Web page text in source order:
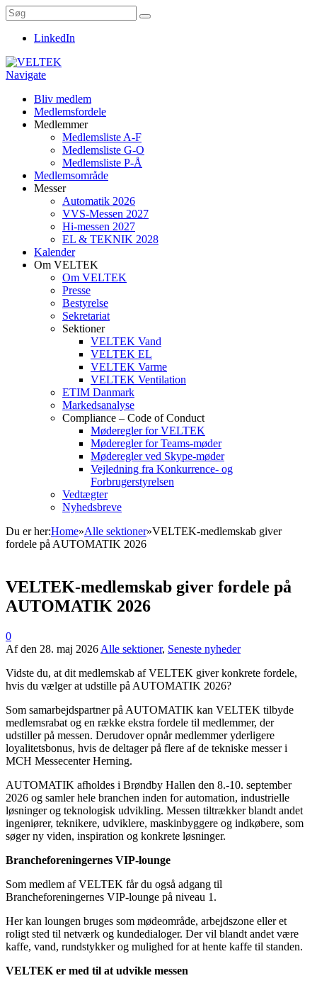
LinkedIn
Navigate
Bliv medlem
Medlemsfordele
Medlemmer
Medlemsliste A-F
Medlemsliste G-O
Medlemsliste P-Å
Medlemsområde
Messer
Automatik 2026
VVS-Messen 2027
Hi-messen 2027
EL & TEKNIK 2028
Kalender
Om VELTEK
Om VELTEK
Presse
Bestyrelse
Sekretariat
Sektioner
VELTEK Vand
VELTEK EL
VELTEK Varme
VELTEK Ventilation
ETIM Danmark
Markedsanalyse
Compliance – Code of Conduct
Møderegler for VELTEK
Møderegler for Teams-møder
Møderegler ved Skype-møder
Vejledning fra Konkurrence- og
Forbrugerstyrelsen
Vedtægter
Nyhedsbreve
Du er her:Home»Alle sektioner»VELTEK-medlemskab giver
fordele på AUTOMATIK 2026
VELTEK-medlemskab giver fordele på
AUTOMATIK 2026
0
Afden 28. maj 2026 Alle sektioner, Seneste nyheder
Vidste du, at dit medlemskab af VELTEK giver konkrete fordele,
hvis du vælger at udstille på AUTOMATIK 2026?
Som samarbejdspartner på AUTOMATIK kan VELTEK tilbyde
medlemsrabat og en række ekstra fordele til medlemmer, der
udstiller på messen. Derudover opnår medlemmer yderligere
loyalitetsbonus, hvis de deltager på flere af de tekniske messer i
MCH Messecenter Herning.
AUTOMATIK afholdes i Brøndby Hallen den 8.-10. september
2026 og samler hele branchen inden for automation, industrielle
løsninger og teknologisk udvikling. Messen tiltrækker blandt andet
ingeniører, teknikere, udviklere, maskinbyggere og indkøbere, som
søger ny viden, inspiration og konkrete løsninger.
Brancheforeningernes VIP-lounge
Som medlem af VELTEK får du også adgang til
Brancheforeningernes VIP-lounge på niveau 1.
Her kan loungen bruges som mødeområde, arbejdszone eller et
roligt sted til netværk og kundedialoger. Der vil blandt andet være
kaffe, vand, rundstykker og mulighed for at hente kaffe til standen.
VELTEK er med til at udvikle messen